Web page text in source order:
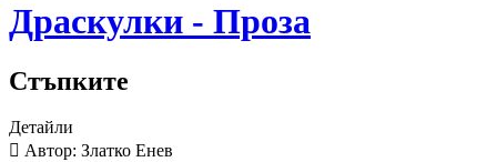
Драскулки - Проза
Стъпките
Детайли
Автор: Златко Енев